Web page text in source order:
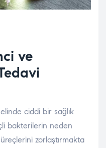
ve
ciddi bir sağlık
bakterilerin neden
zorlaştırmakta